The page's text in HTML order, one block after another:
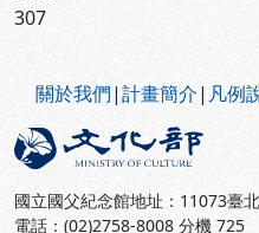
307
關於我們|計畫簡介| 凡例
國立國父紀念館地址：11073臺
電話：(02)2758-8008 分機 725